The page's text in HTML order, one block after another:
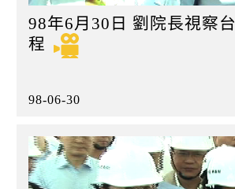
98年6月30日 劉院長視察
程
98-06-30